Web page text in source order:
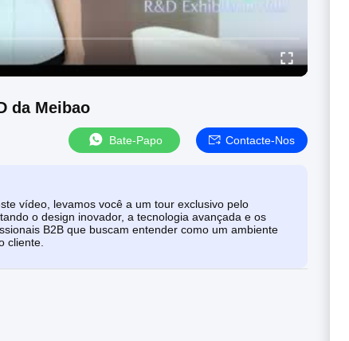
da Meibao
Bate-Papo Contacte-Nos
vídeo, levamos você a um tour exclusivo pelo
o design inovador, a tecnologia avançada e os
B2B que buscam entender como um ambiente
cliente.